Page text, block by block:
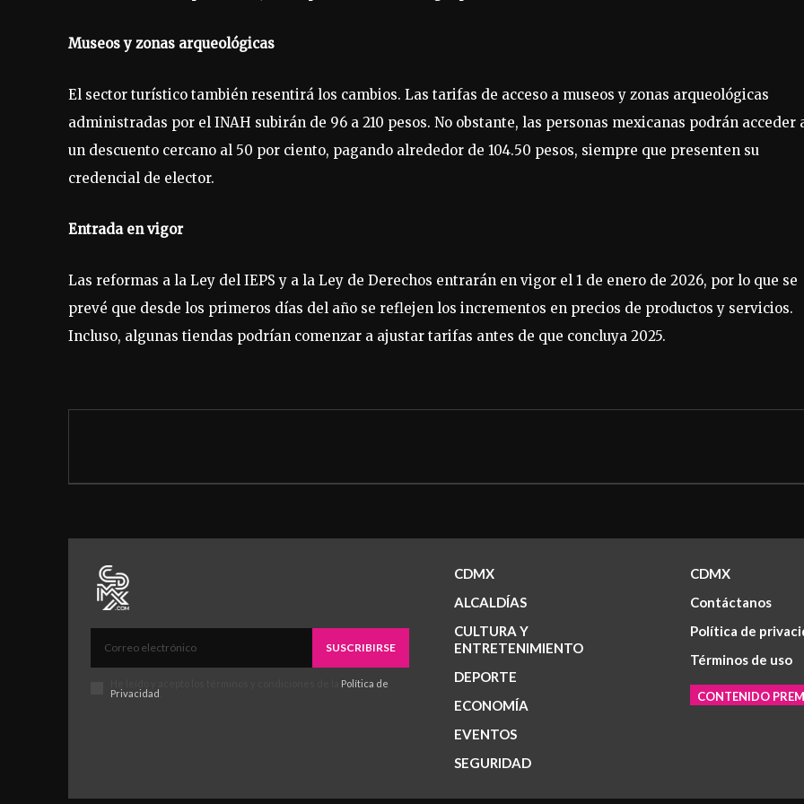
Museos y zonas arqueológicas
El sector turístico también resentirá los cambios. Las tarifas de acceso a museos y zonas arqueológicas
administradas por el INAH subirán de 96 a 210 pesos. No obstante, las personas mexicanas podrán acceder
un descuento cercano al 50 por ciento, pagando alrededor de 104.50 pesos, siempre que presenten su
credencial de elector.
Entrada en vigor
Las reformas a la Ley del IEPS y a la Ley de Derechos entrarán en vigor el 1 de enero de 2026, por lo que se
prevé que desde los primeros días del año se reflejen los incrementos en precios de productos y servicios.
Incluso, algunas tiendas podrían comenzar a ajustar tarifas antes de que concluya 2025.
SUSCRIBIRSE
Política de
Privacidad
CDMX
ALCALDÍAS
CULTURA Y
ENTRETENIMIENTO
DEPORTE
ECONOMÍA
EVENTOS
SEGURIDAD
CDMX
Contáctanos
Política de
Términos de uso
CONTENIDO